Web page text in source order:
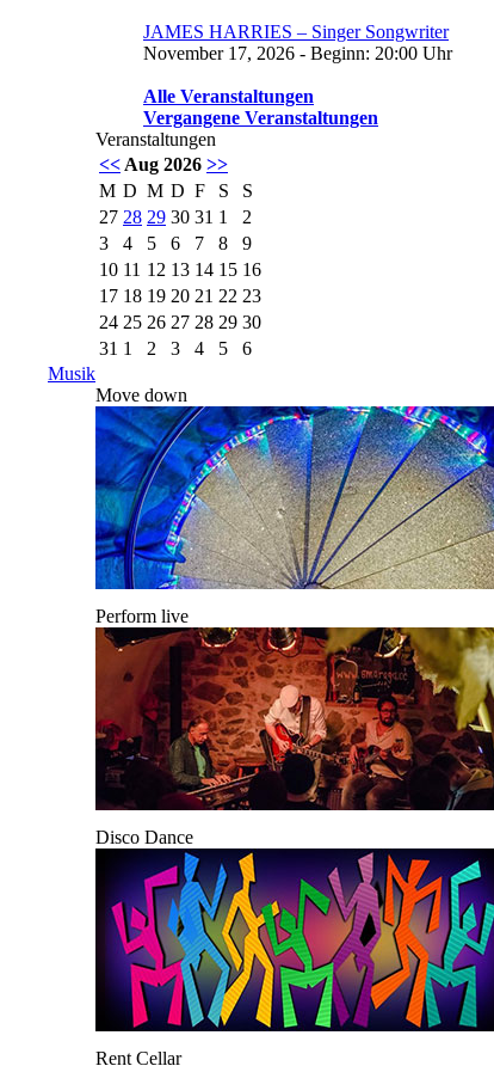
JAMES HARRIES – Singer Songwriter
November 17, 2026 - Beginn: 20:00 Uhr
Alle Veranstaltungen
Vergangene Veranstaltungen
Veranstaltungen
<< Aug 2026 >>
M D M D F S
S
27 28 29 30 31 1
2
3
4 5 6 7 8
9
10 11 12 13 14 15 16
17 18 19 20 21 22 23
24 25 26 27 28 29 30
31 1 2 3 4 5
6
Musik
Move down
Perform live
Disco Dance
Rent Cellar